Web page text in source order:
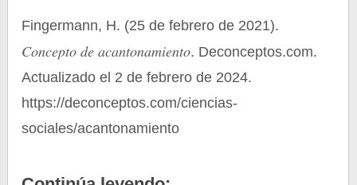
Fingermann, H. (25 de febrero de 2021).
Concepto de acantonamiento. Deconceptos.com.
Actualizado el 2 de febrero de 2024.
https://deconceptos.com/ciencias-
sociales/acantonamiento